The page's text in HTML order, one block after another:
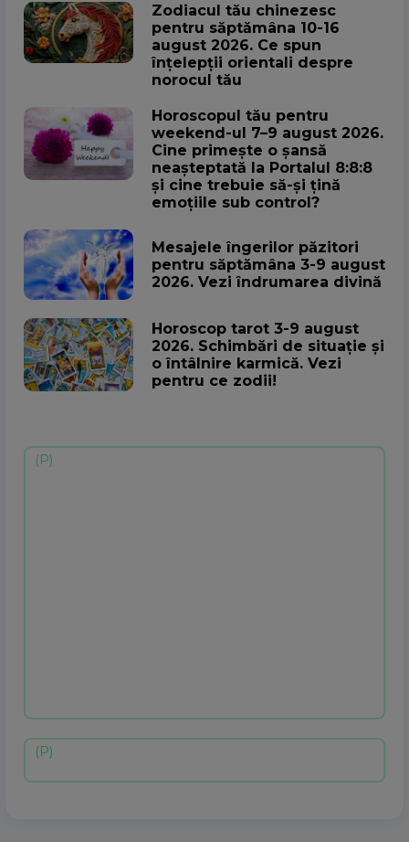
Zodiacul tău chinezesc
pentru săptămâna 10-16
august 2026. Ce spun
înțelepții orientali despre
norocul tău
Horoscopul tău pentru
weekend-ul 7–9 august 2026.
Cine primește o șansă
neașteptată la Portalul 8:8:8
și cine trebuie să-și țină
emoțiile sub control?
Mesajele îngerilor păzitori
pentru săptămâna 3-9 august
2026. Vezi îndrumarea divină
Horoscop tarot 3-9 august
2026. Schimbări de situație și
o întâlnire karmică. Vezi
pentru ce zodii!